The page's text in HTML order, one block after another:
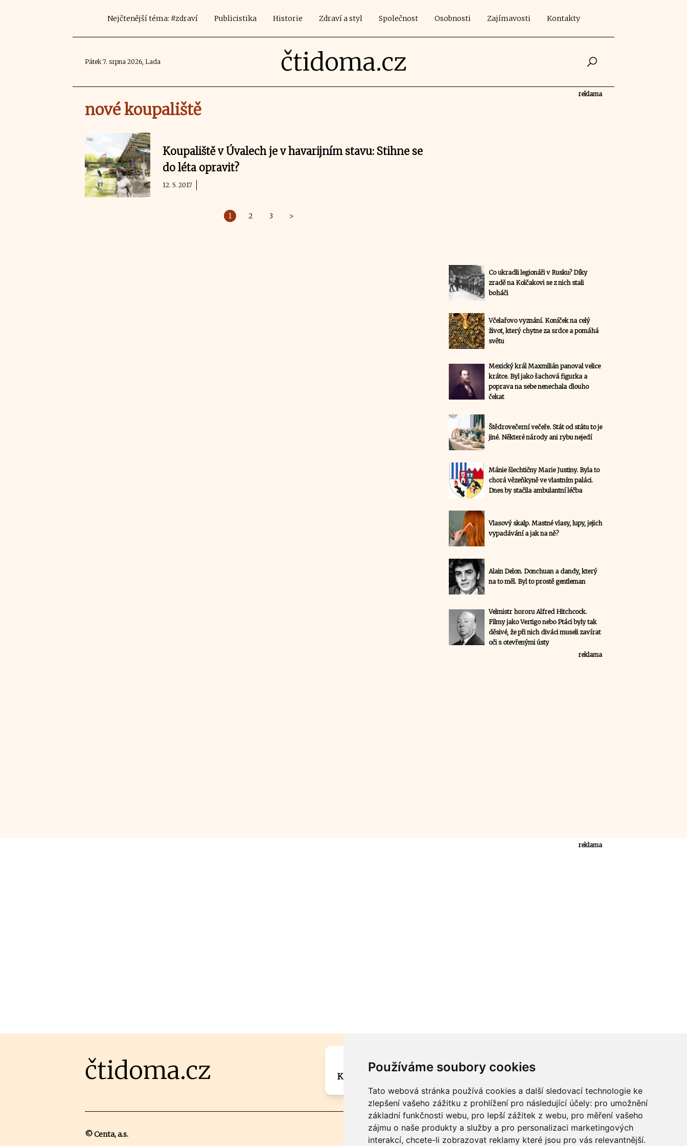
Používáme soubory cookies
Tato webová stránka používá cookies a další sledovací technologie ke
zlepšení vašeho zážitku z prohlížení pro následující účely: pro umožnění
základní funkčnosti webu, pro lepší zážitek z webu, pro měření vašeho
zájmu o naše produkty a služby a pro personalizaci marketingových
interakcí, chcete-li zobrazovat reklamy které jsou pro vás relevantnější.
Nejčtenější téma: #zdraví Publicistika Historie Zdraví a styl Společnost Osobnosti Zajímavosti Kontakty
Pátek 7. srpna 2026, Lada čtidoma.cz
nové koupaliště
Koupaliště v Úvalech je v havarijním stavu: Stihne se
do léta opravit?
12. 5. 2017
1 2 3 >
reklama
Co ukradli legionáři v Rusku? Díky
zradě na Kolčakovi se z nich stali
boháči
Včelařovo vyznání. Koníček na celý
život, který chytne za srdce a pomáhá
světu
Mexický král Maxmilián panoval velice
krátce. Byl jako šachová figurka a
poprava na sebe nenechala dlouho
čekat
Štědrovečerní večeře. Stát od státu to je
jiné. Některé národy ani rybu nejedí
Mánie šlechtičny Marie Justiny. Byla to
chorá vězeňkyně ve vlastním paláci.
Dnes by stačila ambulantní léčba
Vlasový skalp. Mastné vlasy, lupy, jejich
vypadávání a jak na ně?
Alain Delon. Donchuan a dandy, který
na to měl. Byl to prostě gentleman
Velmistr hororu Alfred Hitchcock.
Filmy jako Vertigo nebo Ptáci byly tak
děsivé, že při nich diváci museli zavírat
oči s otevřenými ústy
reklama
reklama
čtidoma.cz
Máte zajímavou informaci? Chcete spolupracovat?
Kontaktujte šéfredaktora Martina Chalupu:
© Centa, a.s.